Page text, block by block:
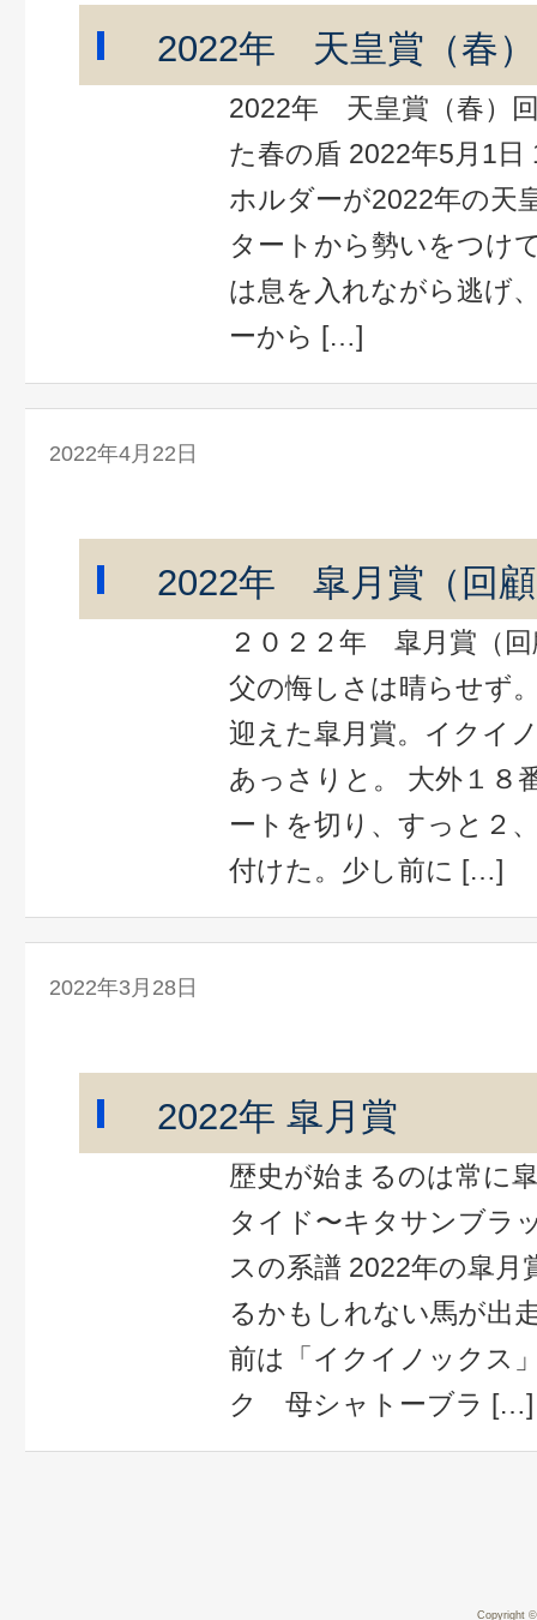
2022年 天皇賞（春
2022年 天皇賞（春）
た春の盾 2022年5月1
ホルダーが2022年の天
タートから勢いをつけ
は息を入れながら逃げ
ーから […]
2022年4月22日
2022年 皐月賞（回
２０２２年 皐月賞（
父の悔しさは晴らせず
迎えた皐月賞。イクイ
あっさりと。 大外１８
ートを切り、すっと２
付けた。少し前に […]
2022年3月28日
2022年 皐月賞
歴史が始まるのは常に
タイド〜キタサンブラ
スの系譜 2022年の皐月
るかもしれない馬が出
前は「イクイノックス
ク 母シャトーブラ […]
Copyright